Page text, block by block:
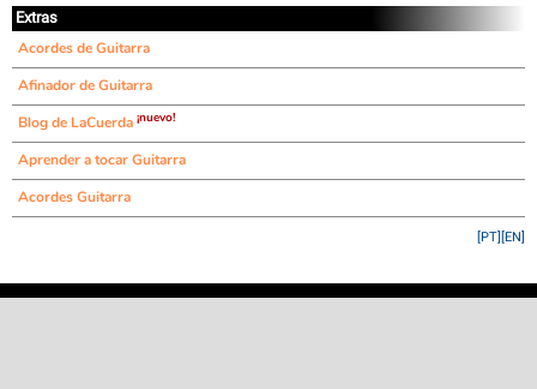
Extras
Acordes de Guitarra
Afinador de Guitarra
Blog de LaCuerda ¡nuevo!
Aprender a tocar Guitarra
Acordes Guitarra
[EN]
[PT]